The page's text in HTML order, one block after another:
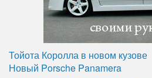
Тойота Королла в новом кузове
Новый Porsche Panamera